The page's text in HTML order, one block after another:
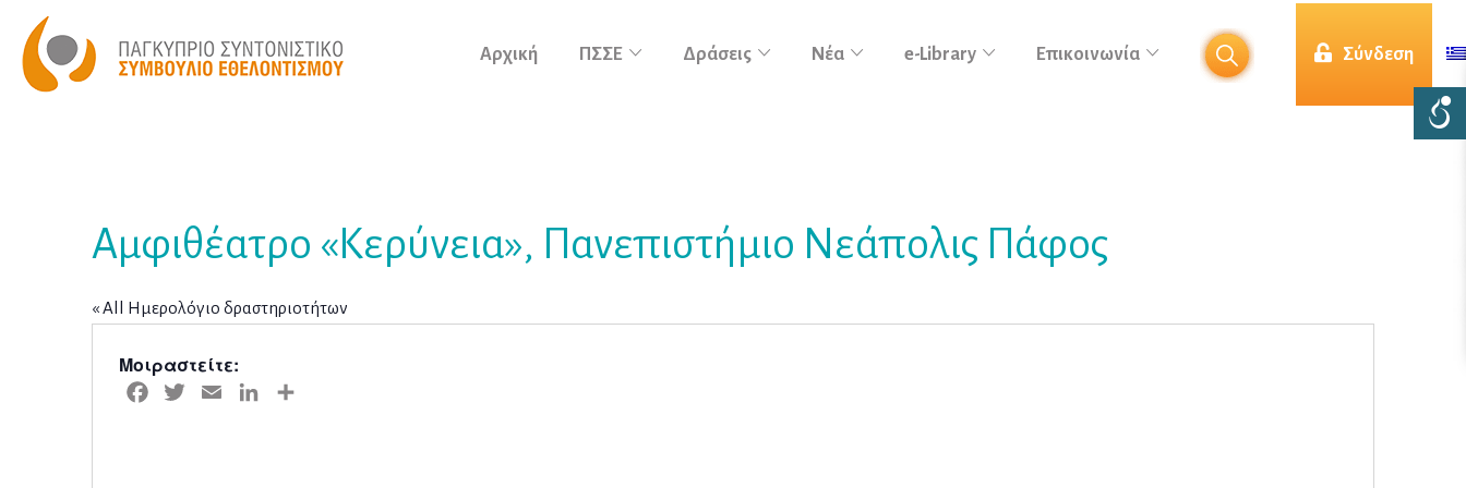
Αρχική ΠΣΣΕ Δράσεις Νέα e-Library Επικοινωνία Σύνδεση
Αμφιθέατρο «Κερύνεια», Πανεπιστήμιο Νεάπολις Πάφος
« All Ημερολόγιο δραστηριοτήτων
Μοιραστείτε:
Facebook
Twitter Email LinkedIn